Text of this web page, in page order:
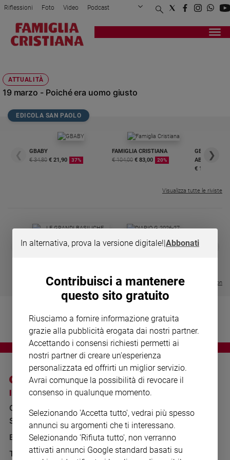
Attualità
Politica
Mondo
Legalità
Sport
Chiesa
Chiesa
Devozione
Parola
giorno
giorno
e
valori
Riflessioni Foto Video Podcast
Privacy Policy Chi siamo
Registrati Redazione
ATTUALITÀ
19 marzo - Poiché era uomo giusto
EDICOLA SAN PAOLO
❮
GBABY
€ 34,80 € 21,90 37%
FAMIGLIA CRISTIANA
€ 104,00 € 83,00 20%
GBABY
€ 16,99
❯
Visualizza tutte le riviste
❮
DIARIO G 2026-27
COLLANA
Visualizza tutte le collection
I SITI SAN PAOLO
GRUPPO EDITORIALE
SAN PAOLO
BENESSERE
TELENOVA
NOTE LEGALI
PRIVACY POLICY
INFORMATIVA
WHISTLEBLOWING
SOCIAL
In alternativa, prova la versione digitale!|Abbonati
Contribuisci a mantenere
questo sito gratuito
Riusciamo a fornire informazione gratuita
grazie alla pubblicità erogata dai nostri partner.
Accettando i consensi richiesti permetti ai
nostri partner di creare un'esperienza
personalizzata ed offrirti un miglior servizio.
Avrai comunque la possibilità di revocare il
consenso in qualunque momento.
Selezionando 'Accetta tutto', vedrai più spesso
annunci su argomenti che ti interessano.
Selezionando 'Rifiuta tutto', non verranno
attivati annunci Google standard basati su